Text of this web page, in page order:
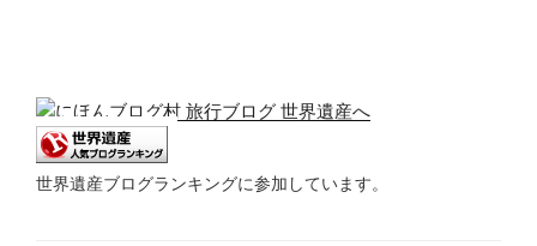
世界遺産ブログランキングに参加しています。